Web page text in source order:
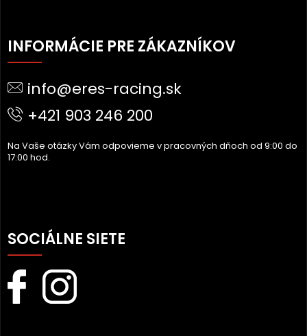
Á
P
T
INFORMÁCIE PRE ZÁKAZNÍKOV
info@eres-racing.sk
+421 903 246 200
Na Vaše otázky Vám odpovieme v pracovných dňoch od 9:00 do
17:00 hod.
SOCIÁLNE SIETE